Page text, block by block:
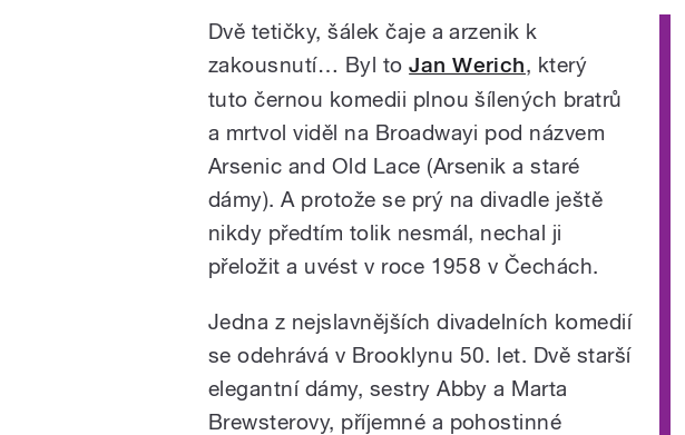
Dvě tetičky, šálek čaje a arzenik k
zakousnutí… Byl toJan Werich, který
tuto černou komedii plnou šílených bratrů
a mrtvol viděl na Broadwayi pod názvem
Arsenic and Old Lace (Arsenik a staré
dámy). A protože se prý na divadle ještě
nikdy předtím tolik nesmál, nechal ji
přeložit a uvést v roce 1958 v Čechách.
Jedna z nejslavnějších divadelních komedií
se odehrává v Brooklynu 50. let. Dvě starší
elegantní dámy, sestry Abby a Marta
Brewsterovy, příjemné a pohostinné